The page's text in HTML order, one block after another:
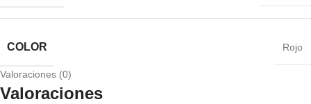
COLOR Rojo
Valoraciones (0)
Valoraciones